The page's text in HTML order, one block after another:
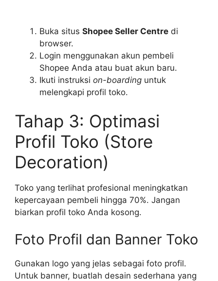
Buka situs Shopee Seller Centre di
browser.
Login menggunakan akun pembeli
Shopee Anda atau buat akun baru.
Ikuti instruksi on-boarding untuk
melengkapi profil toko.
Tahap 3: Optimasi
Profil Toko (Store
Decoration)
Toko yang terlihat profesional meningkatkan
kepercayaan pembeli hingga 70%. Jangan
biarkan profil toko Anda kosong.
Foto Profil dan Banner Toko
Gunakan logo yang jelas sebagai foto profil.
Untuk banner, buatlah desain sederhana yang